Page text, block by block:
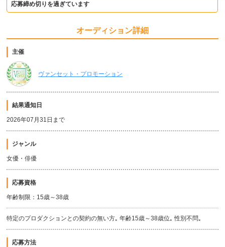
応募締め切りを過ぎています
オーディション詳細
主催
ヴァンセット・プロモーション
結果通知日
2026年07月31日まで
ジャンル
女優・俳優
応募資格
年齢制限：15歳～38歳
特定のプロダクションとの契約の無い方｡ 年齢15歳～38歳位｡ 性別不問｡
応募方法